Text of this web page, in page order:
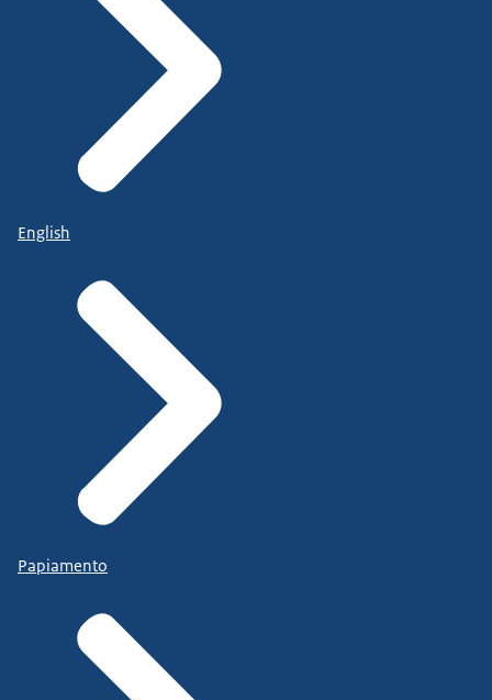
English
Papiamento